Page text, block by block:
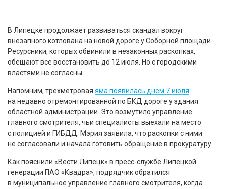
В Липецке продолжает развиваться скандал вокруг
внезапного котлована на новой дороге у Соборной площади.
Ресурсники, которых обвинили в незаконных раскопках,
обещают все восстановить до 12 июля. Но с городскими
властями не согласны.
Напомним, трехметровая яма появилась днем 7 июля
на недавно отремонтированной по БКД дороге у здания
областной администрации. Это возмутило управление
главного смотрителя, чьи специалисты выехали на место
с полицией и ГИБДД. Мэрия заявила, что раскопки с ними
не согласовали и начала готовить обращение в прокуратуру.
Как пояснили «Вести Липецк» в пресс-службе Липецкой
генерации ПАО «Квадра», подрядчик обратился
в муниципальное управление главного смотрителя, когда